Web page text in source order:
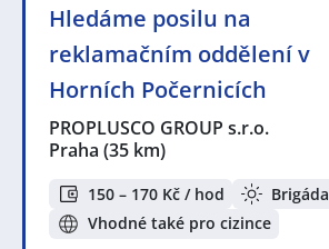
Hledáme posilu na
reklamačním oddělení v
Horních Počernicích
PROPLUSCO GROUP s.r.o.
Praha (35 km)
150 – 170 Kč / hod
Brigáda
Vhodné také pro cizince